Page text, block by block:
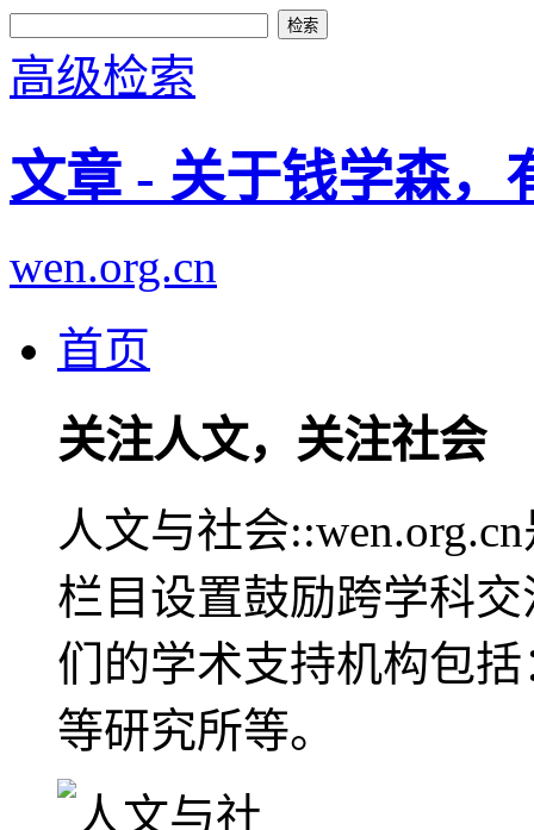
高级检索
文章 - 关于钱学森，
wen.org.cn
首页
关注人文，关注社会
人文与社会
栏目设置鼓励跨学科
们的学术支持机构包
等研究所等。